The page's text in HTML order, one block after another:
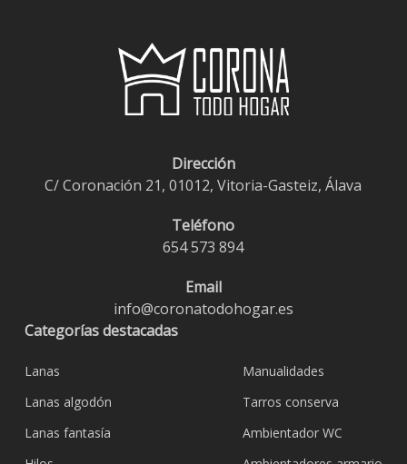
Dirección
C/ Coronación 21, 01012, Vitoria-Gasteiz, Álava
Teléfono
654 573 894
Email
info@coronatodohogar.es
Categorías destacadas
Lanas
Lanas algodón
Lanas fantasía
Manualidades
Tarros conserva
Ambientador WC